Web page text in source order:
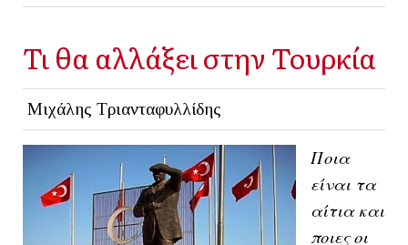
Τι θα αλλάξει στην Τουρκία
Μιχάλης Τριανταφυλλίδης
Ποια
είναι τα
αίτια και
ποιες οι